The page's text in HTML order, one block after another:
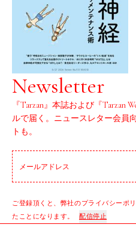
Newsletter
『Tarzan』本誌および『Tarzan
ルで届く。ニュースレター会員
トも。
ご登録頂くと、弊社のプライバシーポ
たことになります。
配信停止